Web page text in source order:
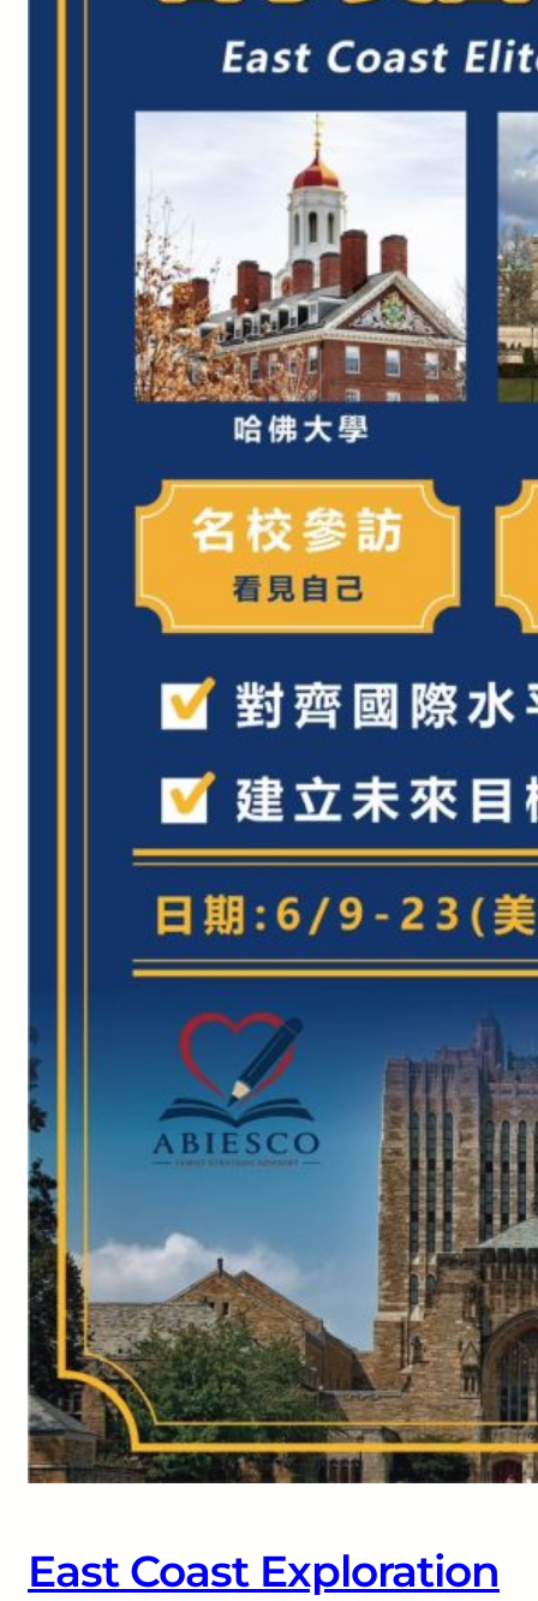
East Coast Exploration